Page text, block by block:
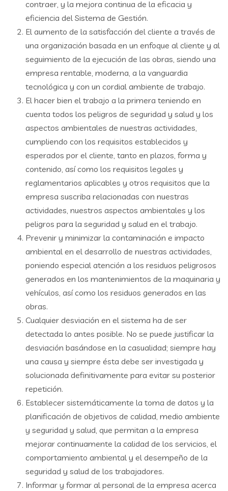
contraer, y la mejora continua de la eficacia y
eficiencia del Sistema de Gestión.
El aumento de la satisfacción del cliente a través de
una organización basada en un enfoque al cliente y al
seguimiento de la ejecución de las obras, siendo una
empresa rentable, moderna, a la vanguardia
tecnológica y con un cordial ambiente de trabajo.
El hacer bien el trabajo a la primera teniendo en
cuenta todos los peligros de seguridad y salud y los
aspectos ambientales de nuestras actividades,
cumpliendo con los requisitos establecidos y
esperados por el cliente, tanto en plazos, forma y
contenido, así como los requisitos legales y
reglamentarios aplicables y otros requisitos que la
empresa suscriba relacionadas con nuestras
actividades, nuestros aspectos ambientales y los
peligros para la seguridad y salud en el trabajo.
Prevenir y minimizar la contaminación e impacto
ambiental en el desarrollo de nuestras actividades,
poniendo especial atención a los residuos peligrosos
generados en los mantenimientos de la maquinaria y
vehículos, así como los residuos generados en las
obras.
Cualquier desviación en el sistema ha de ser
detectada lo antes posible. No se puede justificar la
desviación basándose en la casualidad; siempre hay
una causa y siempre ésta debe ser investigada y
solucionada definitivamente para evitar su posterior
repetición.
Establecer sistemáticamente la toma de datos y la
planificación de objetivos de calidad, medio ambiente
y seguridad y salud, que permitan a la empresa
mejorar continuamente la calidad de los servicios, el
comportamiento ambiental y el desempeño de la
seguridad y salud de los trabajadores.
Informar y formar al personal de la empresa acerca